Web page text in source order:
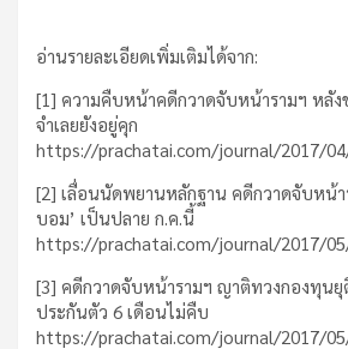
อ่านรายละเอียดเพิ่มเติมได้จาก:
[1] ความคืบหน้าคดีกวาดจับหน้ารามฯ หลัง
จำเลยยังอยู่คุก
https://prachatai.com/journal/2017/
[2] เลื่อนนัดพยานหลักฐาน คดีกวาดจับหน้า
บอม’ เป็นปลาย ก.ค.นี้
https://prachatai.com/journal/2017/
[3] คดีกวาดจับหน้ารามฯ ญาติทวงกองทุนยุ
ประกันตัว 6 เดือนไม่คืบ
https://prachatai.com/journal/2017/